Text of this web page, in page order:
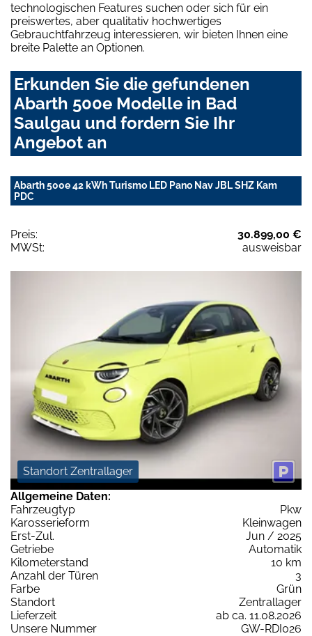
technologischen Features suchen oder sich für ein
preiswertes, aber qualitativ hochwertiges
Gebrauchtfahrzeug interessieren, wir bieten Ihnen eine
breite Palette an Optionen.
Erkunden Sie die gefundenen
Abarth 500e Modelle in Bad
Saulgau und fordern Sie Ihr
Angebot an
Abarth 500e 42 kWh Turismo LED Pano Nav JBL SHZ Kam
PDC
Preis:
30.899,00 €
MWSt:
ausweisbar
Standort Zentrallager
Allgemeine Daten:
Fahrzeugtyp
Pkw
Karosserieform
Kleinwagen
Erst-Zul.
Jun / 2025
Getriebe
Automatik
Kilometerstand
10 km
Anzahl der Türen
3
Farbe
Grün
Standort
Zentrallager
Lieferzeit
ab ca. 11.08.2026
Unsere Nummer
GW-RDI026